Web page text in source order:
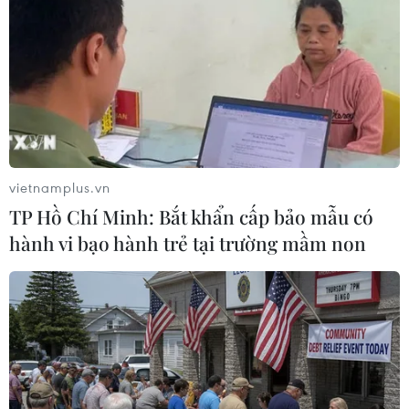
Theo dõi VietnamPlus
TIN LIÊN QUAN
vietnamplus.vn
TP Hồ Chí Minh: Bắt khẩn cấp bảo mẫu có
hành vi bạo hành trẻ tại trường mầm non